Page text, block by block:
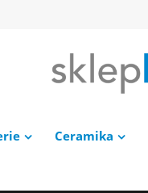
Ceramika